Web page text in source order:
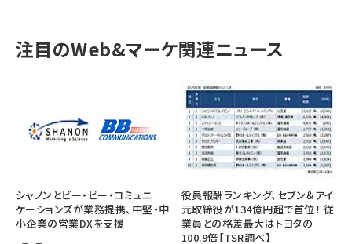
注目のWeb&マーケ関連ニュース
シャノンとビー・ビー・コミュニ
ケーションズが業務提携、中堅・中
小企業の営業DXを支援
役員報酬ランキング、セブン＆アイ
元取締役が134億円超で首位！ 従
業員との格差最大はトヨタの
100.9倍【TSR調べ】